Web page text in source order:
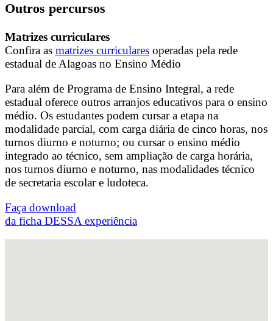
Outros percursos
Matrizes curriculares
Confira as matrizes curriculares operadas pela rede
estadual de Alagoas no Ensino Médio
Para além de Programa de Ensino Integral, a rede
estadual oferece outros arranjos educativos para o ensino
médio. Os estudantes podem cursar a etapa na
modalidade parcial, com carga diária de cinco horas, nos
turnos diurno e noturno; ou cursar o ensino médio
integrado ao técnico, sem ampliação de carga horária,
nos turnos diurno e noturno, nas modalidades técnico
de secretaria escolar e ludoteca.
Faça download
da ficha DESSA experiência